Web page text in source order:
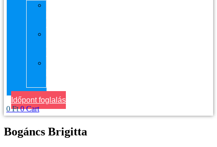
Időpont foglalás
0Ft 0 Cart
Bogáncs Brigitta